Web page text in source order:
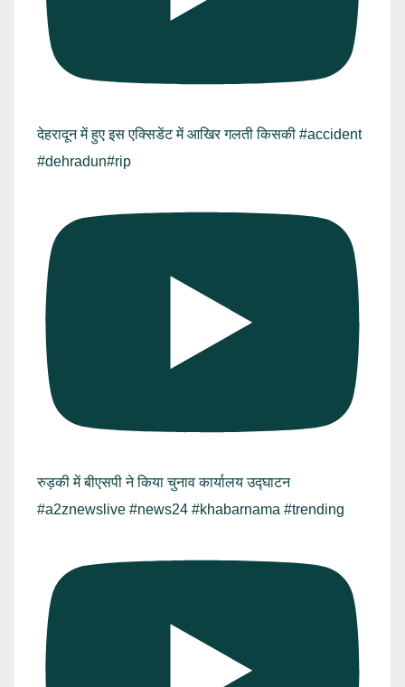
देहरादून में हुए इस एक्सिडेंट में आखिर गलती किसकी #accident
#dehradun#rip
रुड़की में बीएसपी ने किया चुनाव कार्यालय उद्घाटन
#a2znewslive #news24 #khabarnama #trending